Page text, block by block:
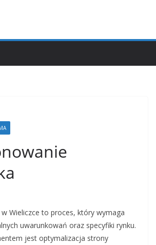
Wieliczce to proces, który wymaga
uwarunkowań oraz specyfiki rynku.
jest optymalizacja strony